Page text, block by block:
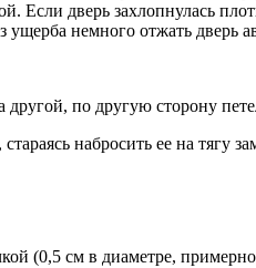
Если дверь захлопнулась
немного отжать дверь
по другую сторону
набросить ее на тягу
(0,5 см в диаметре,